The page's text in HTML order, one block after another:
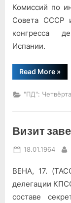
Комиссий по
Совета СССР
конгресса
Испании.
Read More »
"ПД":
Визит
Posted
18.01.1964
ВЕНА, 17.
делегации
составе